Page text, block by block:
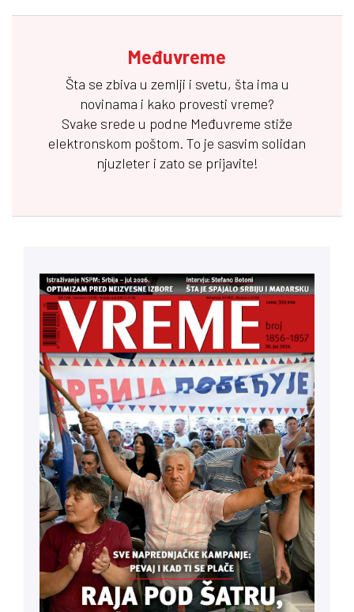
Međuvreme
Šta se zbiva u zemlji i svetu, šta ima u
novinama i kako provesti vreme?
Svake srede u podne Međuvreme stiže
elektronskom poštom. To je sasvim solidan
njuzleter i zato se prijavite!